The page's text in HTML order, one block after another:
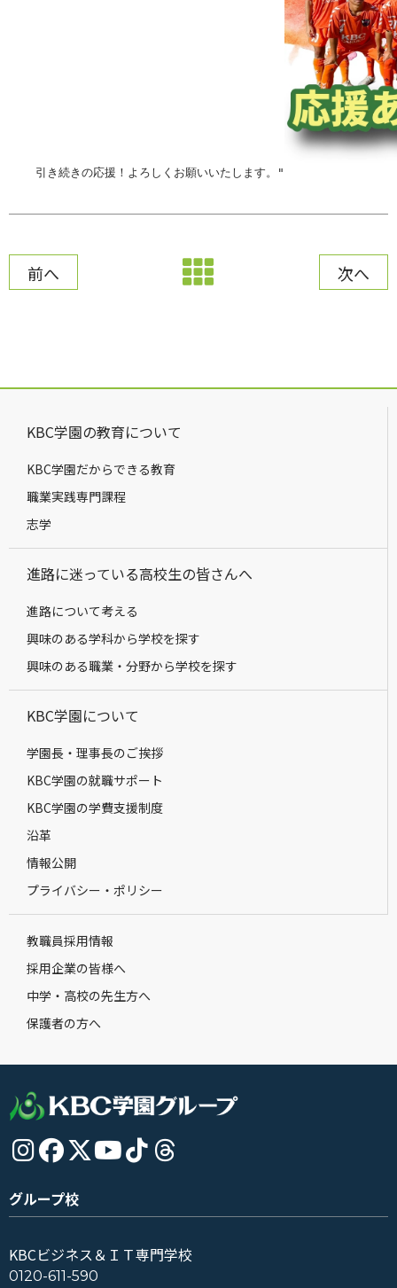
引き続きの応援！よろしくお願いいたします。"
前へ 次へ
KBC学園の教育について
KBC学園だからできる教育
職業実践専門課程
志学
進路に迷っている高校生の皆さんへ
進路について考える
興味のある学科から学校を探す
興味のある職業・分野から学校を探す
KBC学園について
学園長・理事長のご挨拶
KBC学園の就職サポート
KBC学園の学費支援制度
沿革
情報公開
プライバシー・ポリシー
教職員採用情報
採用企業の皆様へ
中学・高校の先生方へ
保護者の方へ
グループ校
KBCビジネス＆ＩＴ専門学校
0120-611-590